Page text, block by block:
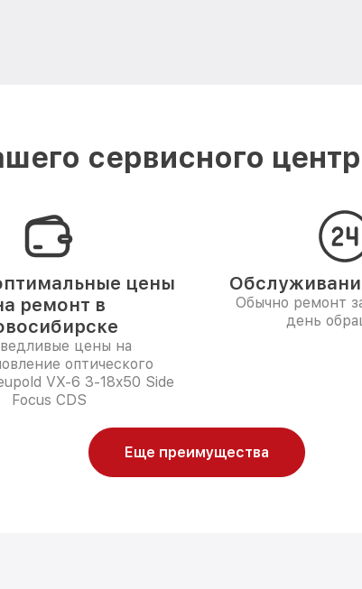
сервисного
цены
ремонт в
цены на
оптического
VX-6 3-18x50 Side
Focus CDS
Обычно ремонт
день
Еще преимущества